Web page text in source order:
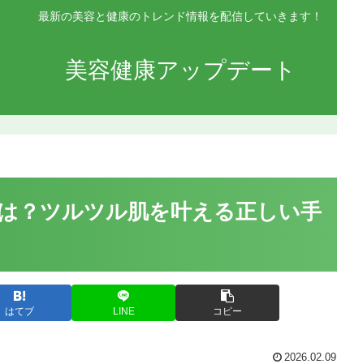
最新の美容と健康のトレンド情報を配信していきます！
美容健康アップデート
？ツルツル肌を叶える正しい手
はてブ LINE コピー
2026.02.09